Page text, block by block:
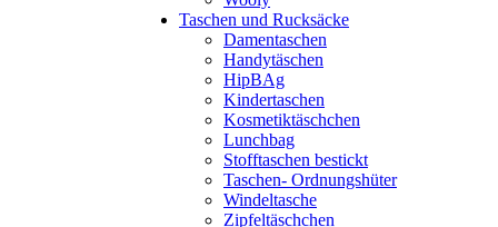
Taschen und Rucksäcke
Damentaschen
Handytäschen
HipBAg
Kindertaschen
Kosmetiktäschchen
Lunchbag
Stofftaschen bestickt
Taschen- Ordnungshüter
Windeltasche
Zipfeltäschchen